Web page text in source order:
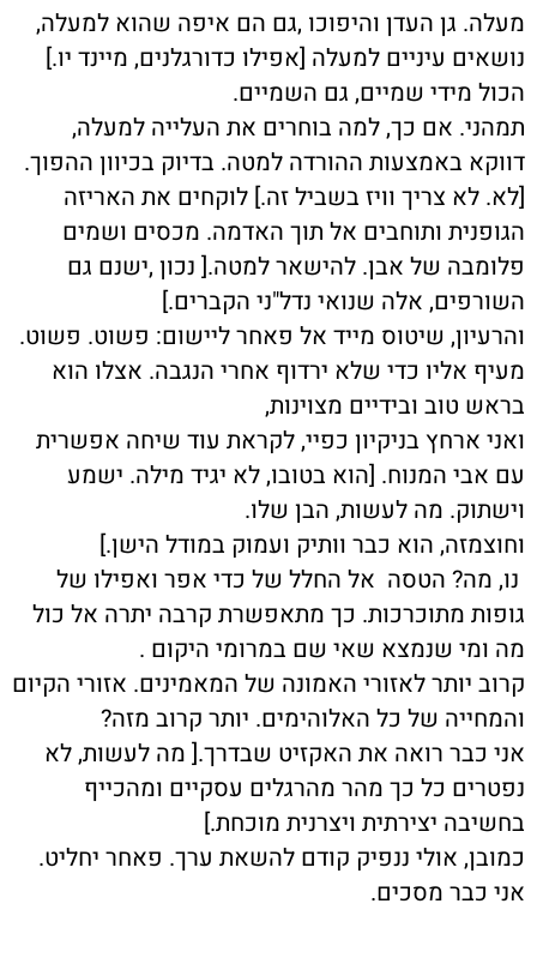
מעלה. גן העדן והיפוכו ,גם הם איפה שהוא למעלה,
נושאים עיניים למעלה [אפילו כדורגלנים, מיינד יו.]
הכול מידי שמיים, גם השמיים.
תמהני. אם כך, למה בוחרים את העלייה למעלה,
דווקא באמצעות ההורדה למטה. בדיוק בכיוון ההפוך.
[לא. לא צריך וויז בשביל זה.] לוקחים את האריזה
הגופנית ותוחבים אל תוך האדמה. מכסים ושמים
פלומבה של אבן. להישאר למטה.[ נכון ,ישנם גם
השורפים, אלה שנואי נדל"ני הקברים.]
והרעיון, שיטוס מייד אל פאחר ליישום: פשוט. פשוט.
מעיף אליו כדי שלא ירדוף אחרי הנגבה. אצלו הוא
בראש טוב ובידיים מצוינות,
ואני ארחץ בניקיון כפיי, לקראת עוד שיחה אפשרית
עם אבי המנוח. [הוא בטובו, לא יגיד מילה. ישמע
וישתוק. מה לעשות, הבן שלו.
וחוצמזה, הוא כבר וותיק ועמוק במודל הישן.]
נו, מה? הטסה אל החלל של כדי אפר ואפילו של
גופות מתוכרכות. כך מתאפשרת קרבה יתרה אל כול
מה ומי שנמצא שאי שם במרומי היקום .
קרוב יותר לאזורי האמונה של המאמינים. אזורי הקיום
והמחייה של כל האלוהימים. יותר קרוב מזה?
אני כבר רואה את האקזיט שבדרך.[ מה לעשות, לא
נפטרים כל כך מהר מהרגלים עסקיים ומהכייף
בחשיבה יצירתית ויצרנית מוכחת.]
כמובן, אולי ננפיק קודם להשאת ערך. פאחר יחליט.
אני כבר מסכים.